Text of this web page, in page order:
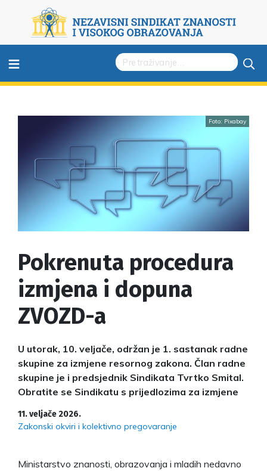
≡
Foto: Pixabay
Pokrenuta procedura
izmjena i dopuna
ZVOZD-a
U utorak, 10. veljače, održan je 1. sastanak radne
skupine za izmjene resornog zakona. Član radne
skupine je i predsjednik Sindikata Tvrtko Smital.
Obratite se Sindikatu s prijedlozima za izmjene
11. veljače 2026.
Zakonski okviri i kolektivno pregovaranje
Ministarstvo znanosti, obrazovanja i mladih nedavno